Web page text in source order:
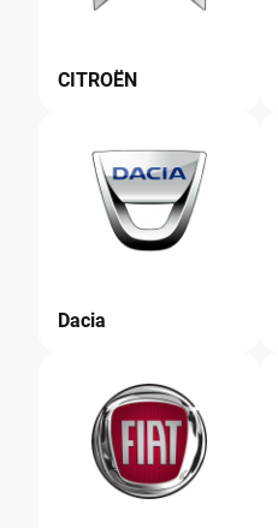
CITROËN
Dacia